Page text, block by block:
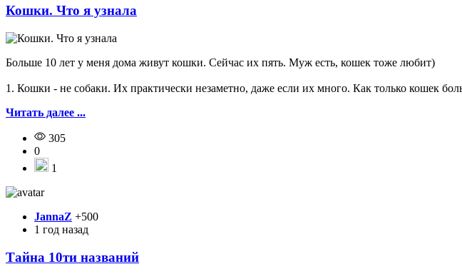
Кошки. Что я узнала
Больше 10 лет у меня дома живут кошки. Сейчас их пять. Муж есть, кошек тоже любит)
1. Кошки - не собаки. Их практически незаметно, даже если их много. Как только кошек
Читать далее ...
305
0
1
JannaZ +500
1 год назад
Тайна 10ти названий